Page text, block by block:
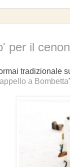
per il
tradizionale
a Bombetta